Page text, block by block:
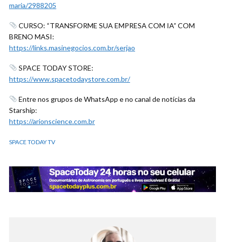
maria/2988205
CURSO: “TRANSFORME SUA EMPRESA COM IA” COM
BRENO MASI:
https://links.masinegocios.com.br/serjao
SPACE TODAY STORE:
https://www.spacetodaystore.com.br/
Entre nos grupos de WhatsApp e no canal de notícias da
Starship:
https://arionscience.com.br
SPACE TODAY TV